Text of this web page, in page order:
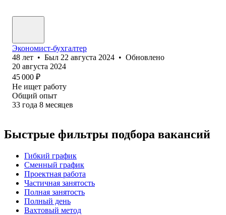
Экономист-бухгалтер
48 лет • Был 22 августа 2024 • Обновлено
20 августа 2024
45 000 ₽
Не ищет работу
Общий опыт
33 года 8 месяцев
Быстрые фильтры подбора вакансий
Гибкий график
Сменный график
Проектная работа
Частичная занятость
Полная занятость
Полный день
Вахтовый метод